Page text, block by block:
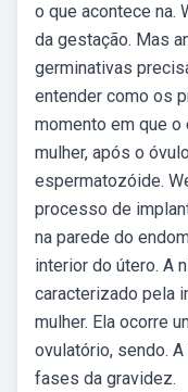
o que acontece na.
da gestação. Mas
germinativas
entender como os
momento em que o
mulher, após o
espermatozóide.
processo de
na parede do
interior do útero. A
caracterizado pela
mulher. Ela ocorre
ovulatório, sendo.
fases da gravidez.